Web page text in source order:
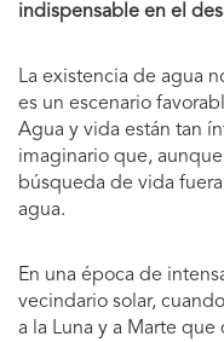
indispensable en el
La existencia de agua
es un escenario
Agua y vida están tan
imaginario que,
búsqueda de vida
agua.
En una época de
vecindario solar,
a la Luna y a Marte